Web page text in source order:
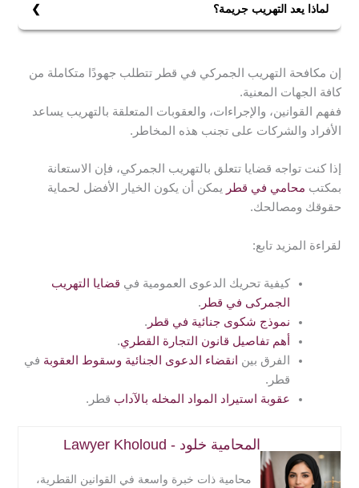
142 من قانون الجمارك.
لماذا يعد التهريب جريمة؟
تقويض النظام القانوني والاقتصادي.
إن مكافحة التهريب الجمركي في قطر تتطلب جهودًا متكاملة من
كافة الجهات المعنية.
ففهم القوانين، والإجراءات، والعقوبات المتعلقة بالتهريب يساعد
الأفراد والشركات على تجنب هذه المخاطر.
إذا كنت تواجه قضايا تتعلق بالتهريب الجمركي، فإن الاستعانة
بمكتب محامي في قطر يمكن أن يكون الخيار الأفضل لحماية
حقوقك ومصالحك.
لقراءة المزيد تابع:
كيفية تحريك الدعوى العمومية في قضايا التهريب
الجمركى في قطر .
نموذج شكوى جنائية في قطر .
أهم تفاصيل قانون التجارة القطري.
الفرق بين
انقضاء الدعوى الجنائية وسقوط العقوبة في
قطر.
عقوبة استيراد المواد المخله بالآداب قطر.
المحامية خلود - Lawyer Kholoud
محامية ذات خبرة واسعة في القوانين القطرية،